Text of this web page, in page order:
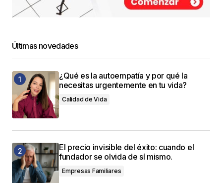
Últimas novedades
¿Qué es la autoempatía y por qué la
necesitas urgentemente en tu vida?
Calidad de Vida
El precio invisible del éxito: cuando el
fundador se olvida de sí mismo.
Empresas Familiares